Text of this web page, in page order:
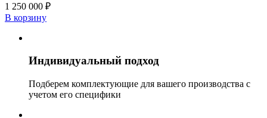
1 250 000 ₽
В корзину
Индивидуальный подход
Подберем комплектующие для вашего производства с
учетом его специфики